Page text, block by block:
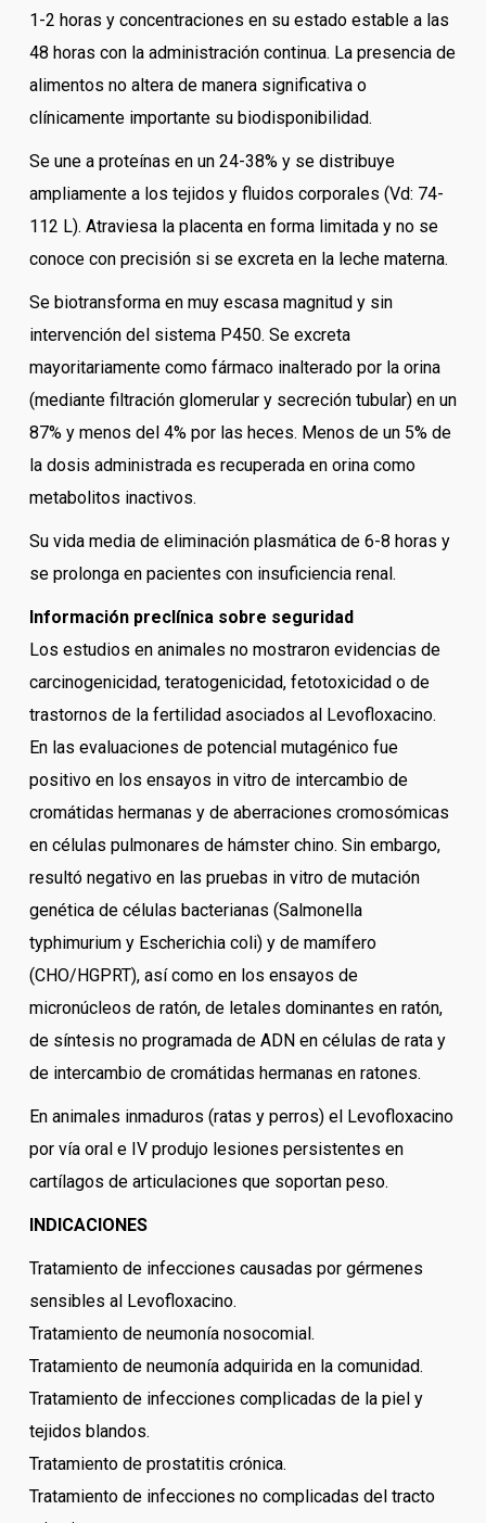
1-2 horas y concentraciones en su estado estable a las
48 horas con la administración continua. La presencia de
alimentos no altera de manera significativa o
clínicamente importante su biodisponibilidad.
Se une a proteínas en un 24-38% y se distribuye
ampliamente a los tejidos y fluidos corporales (Vd: 74-
112 L). Atraviesa la placenta en forma limitada y no se
conoce con precisión si se excreta en la leche materna.
Se biotransforma en muy escasa magnitud y sin
intervención del sistema P450. Se excreta
mayoritariamente como fármaco inalterado por la orina
(mediante filtración glomerular y secreción tubular) en un
87% y menos del 4% por las heces. Menos de un 5% de
la dosis administrada es recuperada en orina como
metabolitos inactivos.
Su vida media de eliminación plasmática de 6-8 horas y
se prolonga en pacientes con insuficiencia renal.
Información preclínica sobre seguridad
Los estudios en animales no mostraron evidencias de
carcinogenicidad, teratogenicidad, fetotoxicidad o de
trastornos de la fertilidad asociados al Levofloxacino.
En las evaluaciones de potencial mutagénico fue
positivo en los ensayos in vitro de intercambio de
cromátidas hermanas y de aberraciones cromosómicas
en células pulmonares de hámster chino. Sin embargo,
resultó negativo en las pruebas in vitro de mutación
genética de células bacterianas (Salmonella
typhimurium y Escherichia coli) y de mamífero
(CHO/HGPRT), así como en los ensayos de
micronúcleos de ratón, de letales dominantes en ratón,
de síntesis no programada de ADN en células de rata y
de intercambio de cromátidas hermanas en ratones.
En animales inmaduros (ratas y perros) el Levofloxacino
por vía oral e IV produjo lesiones persistentes en
cartílagos de articulaciones que soportan peso.
INDICACIONES
Tratamiento de infecciones causadas por gérmenes
sensibles al Levofloxacino.
Tratamiento de neumonía nosocomial.
Tratamiento de neumonía adquirida en la comunidad.
Tratamiento de infecciones complicadas de la piel y
tejidos blandos.
Tratamiento de prostatitis crónica.
Tratamiento de infecciones no complicadas del tracto